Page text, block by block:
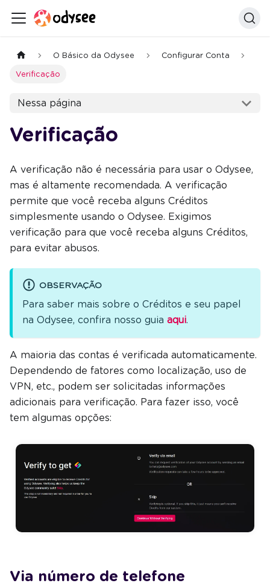
O Básico da Odysee Configurar Conta
Verificação
Nessa página
Verificação
A verificação não é necessária para usar o Odysee,
mas é altamente recomendada. A verificação
permite que você receba alguns Créditos
simplesmente usando o Odysee. Exigimos
verificação para que você receba alguns Créditos,
para evitar abusos.
OBSERVAÇÃO
Para saber mais sobre o Créditos e seu papel
na Odysee, confira nosso guia aqui.
A maioria das contas é verificada automaticamente.
Dependendo de fatores como localização, uso de
VPN, etc., podem ser solicitadas informações
adicionais para verificação. Para fazer isso, você
tem algumas opções:
Via número de telefone